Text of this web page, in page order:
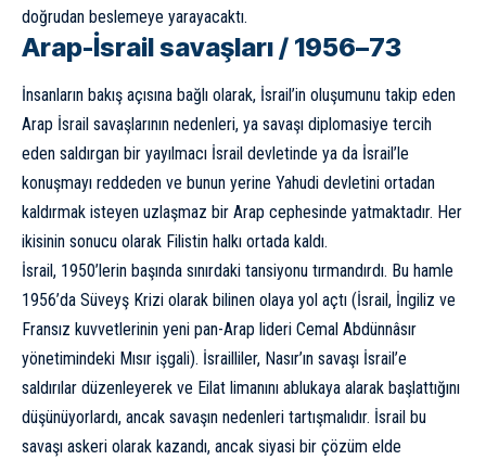
doğrudan beslemeye yarayacaktı.
Arap-İsrail savaşları / 1956–73
İnsanların bakış açısına bağlı olarak, İsrail’in oluşumunu takip eden
Arap İsrail savaşlarının nedenleri, ya savaşı diplomasiye tercih
eden saldırgan bir yayılmacı İsrail devletinde ya da İsrail’le
konuşmayı reddeden ve bunun yerine Yahudi devletini ortadan
kaldırmak isteyen uzlaşmaz bir Arap cephesinde yatmaktadır. Her
ikisinin sonucu olarak Filistin halkı ortada kaldı.
İsrail, 1950’lerin başında sınırdaki tansiyonu tırmandırdı. Bu hamle
1956’da Süveyş Krizi olarak bilinen olaya yol açtı (İsrail, İngiliz ve
Fransız kuvvetlerinin yeni pan-Arap lideri Cemal Abdünnâsır
yönetimindeki Mısır işgali). İsrailliler, Nasır’ın savaşı İsrail’e
saldırılar düzenleyerek ve Eilat limanını ablukaya alarak başlattığını
düşünüyorlardı, ancak savaşın nedenleri tartışmalıdır. İsrail bu
savaşı askeri olarak kazandı, ancak siyasi bir çözüm elde